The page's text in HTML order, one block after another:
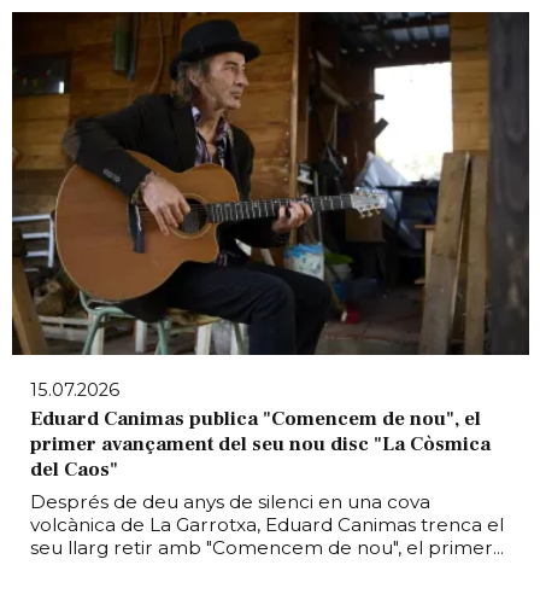
15.07.2026
Eduard Canimas publica "Comencem de nou", el
primer avançament del seu nou disc "La Còsmica
del Caos"
Després de deu anys de silenci en una cova
volcànica de La Garrotxa, Eduard Canimas trenca el
seu llarg retir amb "Comencem de nou", el primer...